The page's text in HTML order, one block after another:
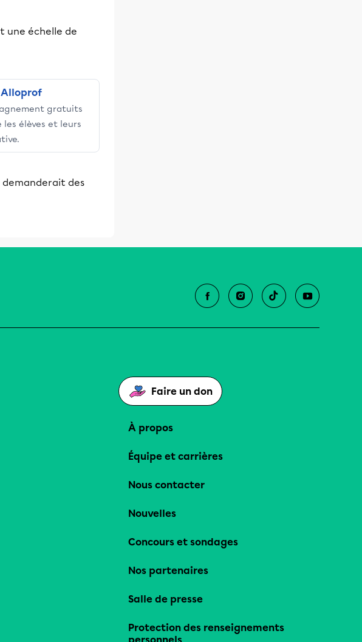
une échelle de
Alloprof
gratuits
élèves et leurs
demanderait des
Faire un don
À propos
Équipe et carrières
Nous contacter
Nouvelles
Concours et sondages
Nos partenaires
Salle de presse
Protection des renseignements